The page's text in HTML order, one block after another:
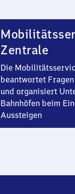
Zentrale
Die
beantwortet
und organisiert
Bahnhöfen beim
Aussteigen